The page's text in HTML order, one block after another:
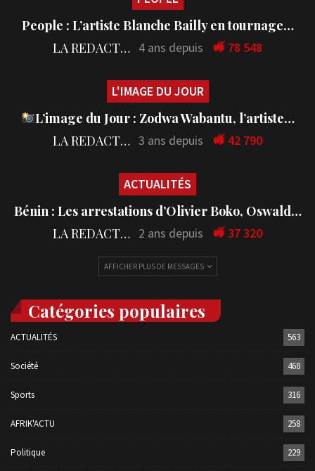
People : L’artiste Blanche Bailly en tournage…
LA REDACTION 4 ans depuis 78 548
L'IMAGE DU JOUR
L’image du Jour : Zodwa Wabantu, l’artiste…
LA REDACTION 3 ans depuis 42 790
ACTUALITÉS
Bénin : Les arrestations d’Olivier Boko, Oswald…
LA REDACTION 2 ans depuis 37 320
AFFICHER PLUS DE MESSAGES
Catégories populaires
ACTUALITÉS 563
Société 468
Sports 316
AFRIK'ACTU 258
Politique 229